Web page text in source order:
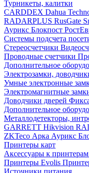
Турникеты, калитки
CARDDEX Dahua
RADARPLUS RusGate
Аурикс Блокпост
Системы подсчета
Стереосчетчики
Проводные счетчики
Дополнительное
Электрозамки,
Умные электронные
Электромагнитные
Доводчики дверей
Дополнительное
Металлодетекторы,
GARRETT Hikvision
ZKTeco Арка Аурикс
Принтеры карт
Аксессуары к
Принтеры Evolis
Источники питания